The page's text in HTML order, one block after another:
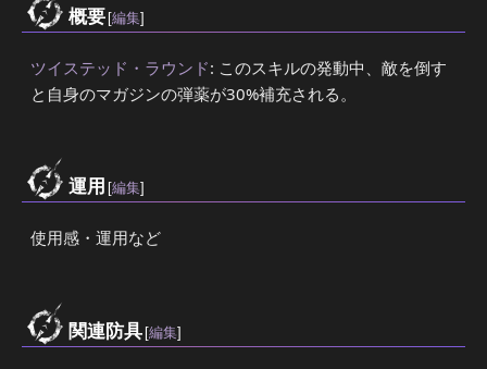
概要 [編集]
ツイステッド・ラウンド: このスキルの発動中、敵を倒す
と自身のマガジンの弾薬が30%補充される。
運用 [編集]
使用感・運用など
関連防具 [編集]